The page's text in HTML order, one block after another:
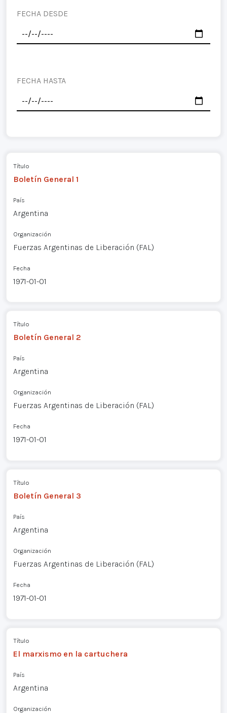
FECHA DESDE
FECHA HASTA
Título
Boletín General 1
País
Argentina
Organización
Fuerzas Argentinas de Liberación (FAL)
Fecha
1971-01-01
Título
Boletín General 2
País
Argentina
Organización
Fuerzas Argentinas de Liberación (FAL)
Fecha
1971-01-01
Título
Boletín General 3
País
Argentina
Organización
Fuerzas Argentinas de Liberación (FAL)
Fecha
1971-01-01
Título
El marxismo en la cartuchera
País
Argentina
Organización